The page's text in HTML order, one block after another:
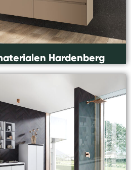
Hardenberg